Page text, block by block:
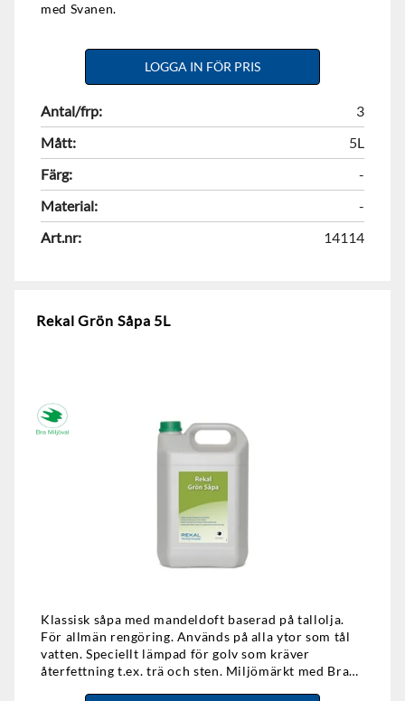
med Svanen.
LOGGA IN FÖR PRIS
Antal/frp:
3
Mått:
5L
Färg:
-
Material:
-
Art.nr:
14114
Rekal Grön Såpa 5L
Klassisk såpa med mandeldoft baserad på tallolja.
För allmän rengöring. Används på alla ytor som tål
vatten. Speciellt lämpad för golv som kräver
återfettning t.ex. trä och sten. Miljömärkt med Bra